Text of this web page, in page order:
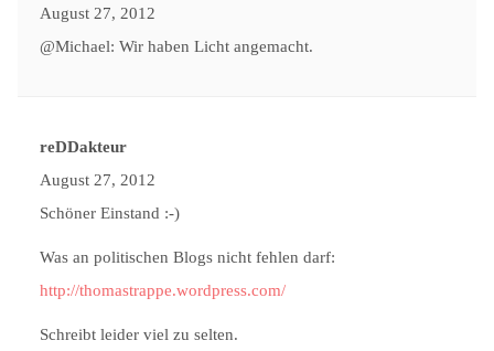
August 27, 2012
@Michael: Wir haben Licht angemacht.
reDDakteur
August 27, 2012
Schöner Einstand :-)
Was an politischen Blogs nicht fehlen darf:
http://thomastrappe.wordpress.com/
Schreibt leider viel zu selten.